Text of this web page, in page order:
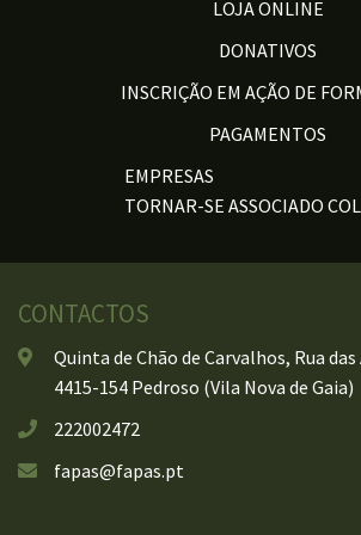
LOJA ONLINE
DONATIVOS
INSCRIÇÃO EM AÇÃO DE
PAGAMENTOS
EMPRESAS
TORNAR-SE ASSOCIADO
CONTACTOS
Quinta de Chão de Carvalhos, Rua
4415-154 Pedroso (Vila Nova de Gaia)
222002472
fapas@fapas.pt